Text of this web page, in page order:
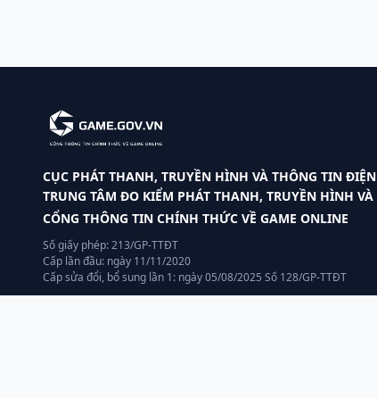
CỤC PHÁT THANH, TRUYỀN HÌNH VÀ THÔNG TIN
TRUNG TÂM ĐO KIỂM PHÁT THANH, TRUYỀN HÌNH
CỔNG THÔNG TIN CHÍNH THỨC VỀ GAME ONLINE
Số giấy phép: 213/GP-TTĐT
Cấp lần đầu: ngày 11/11/2020
Cấp sửa đổi, bổ sung lần 1: ngày 05/08/2025 Số 128/GP-TTĐT